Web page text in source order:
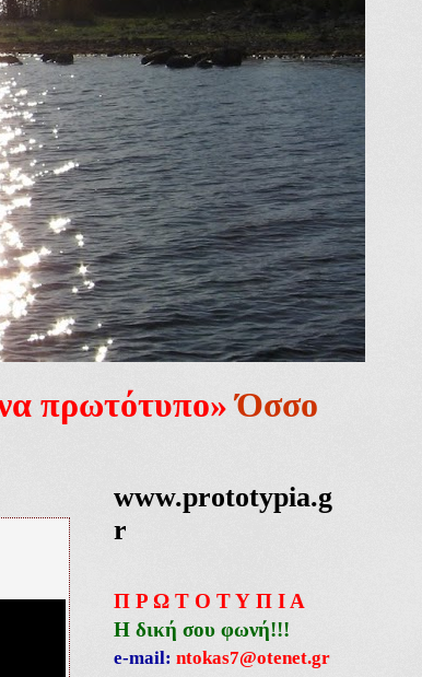
πρωτότυπο» Όσσο
www.prototypia.g
r
Π Ρ Ω Τ Ο Τ Υ Π Ι Α
Η δική σου φωνή!!!
e-mail: ntokas7@otenet.gr